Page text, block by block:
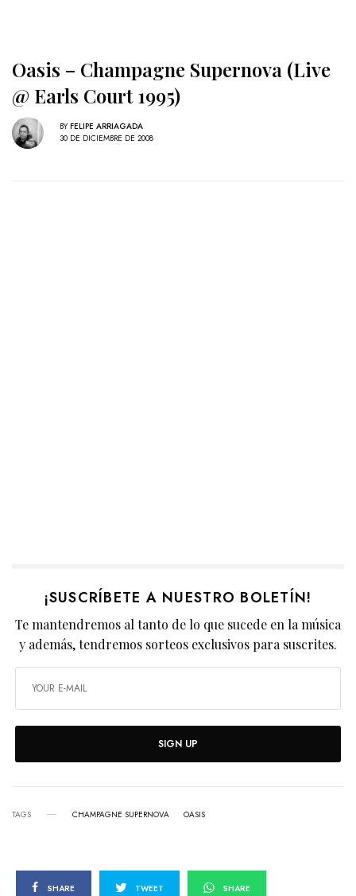
Oasis – Champagne Supernova (Live
@ Earls Court 1995)
BY FELIPE ARRIAGADA
30 DE DICIEMBRE DE 2008
¡SUSCRÍBETE A NUESTRO BOLETÍN!
Te mantendremos al tanto de lo que sucede en la música
y además, tendremos sorteos exclusivos para suscrites.
SIGN UP
TAGS CHAMPAGNE SUPERNOVA OASIS
SHARE TWEET SHARE